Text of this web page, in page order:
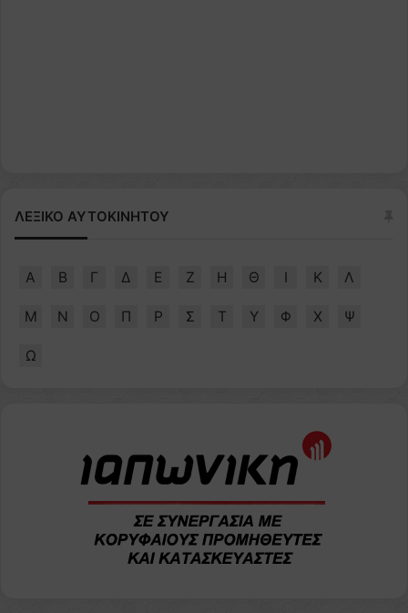
ΛΕΞΙΚΟ ΑΥΤΟΚΙΝΗΤΟΥ
Α Β Γ Δ Ε Ζ Η Θ Ι Κ Λ
Μ Ν Ο Π Ρ Σ Τ Υ Φ Χ Ψ
Ω